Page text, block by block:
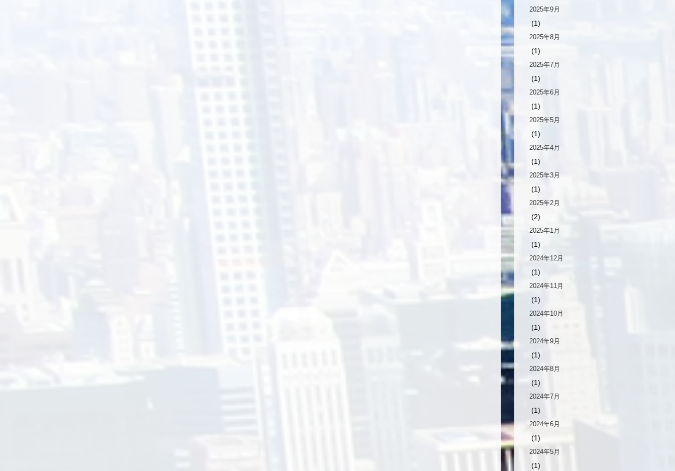
2025年9月
(1)
2025年8月
(1)
2025年7月
(1)
2025年6月
(1)
2025年5月
(1)
2025年4月
(1)
2025年3月
(1)
2025年2月
(2)
2025年1月
(1)
2024年12月
(1)
2024年11月
(1)
2024年10月
(1)
2024年9月
(1)
2024年8月
(1)
2024年7月
(1)
2024年6月
(1)
2024年5月
(1)